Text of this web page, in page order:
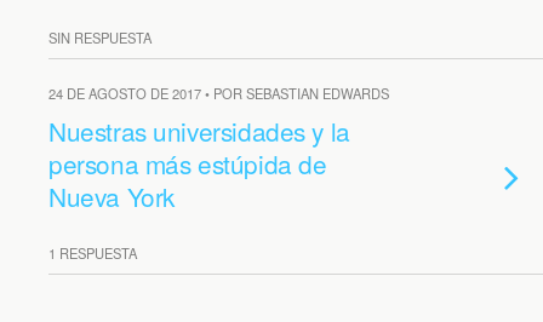
SIN RESPUESTA
24 DE AGOSTO DE 2017 • POR SEBASTIAN EDWARDS
Nuestras universidades y la
persona más estúpida de
Nueva York
1 RESPUESTA